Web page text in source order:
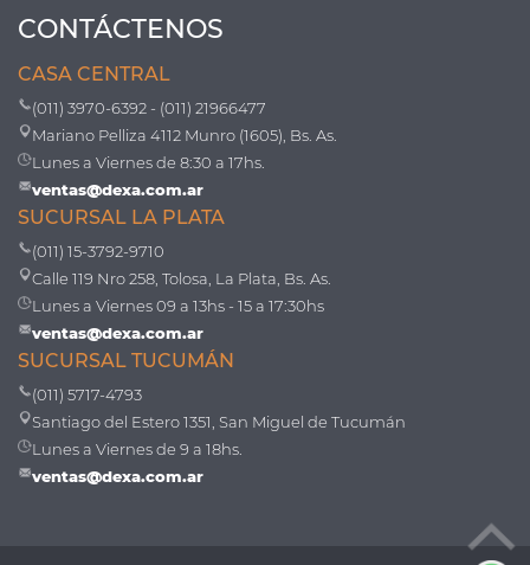
CONTÁCTENOS
CASA CENTRAL
(011) 3970-6392 - (011) 21966477
Mariano Pelliza 4112 Munro (1605), Bs. As.
Lunes a Viernes de 8:30 a 17hs.
ventas@dexa.com.ar
SUCURSAL LA PLATA
(011) 15-3792-9710
Calle 119 Nro 258, Tolosa, La Plata, Bs. As.
Lunes a Viernes 09 a 13hs - 15 a 17:30hs
ventas@dexa.com.ar
SUCURSAL TUCUMÁN
(011) 5717-4793
Santiago del Estero 1351, San Miguel de Tucumán
Lunes a Viernes de 9 a 18hs.
ventas@dexa.com.ar